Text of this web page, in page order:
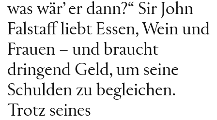
was wär’ er dann?“ Sir John
Falstaff liebt Essen, Wein und
Frauen – und braucht
dringend Geld, um seine
Schulden zu begleichen.
Trotz seines